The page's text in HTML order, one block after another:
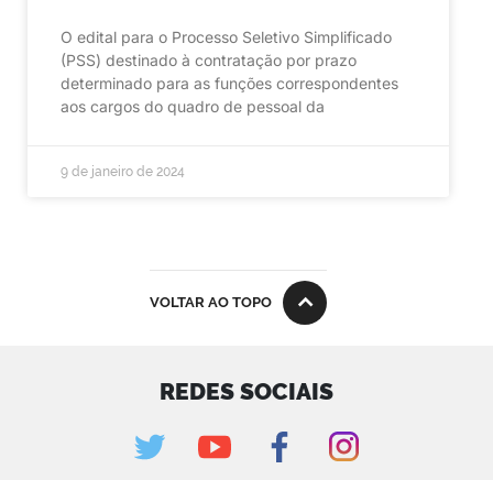
O edital para o Processo Seletivo Simplificado
(PSS) destinado à contratação por prazo
determinado para as funções correspondentes
aos cargos do quadro de pessoal da
9 de janeiro de 2024
VOLTAR AO TOPO
REDES SOCIAIS